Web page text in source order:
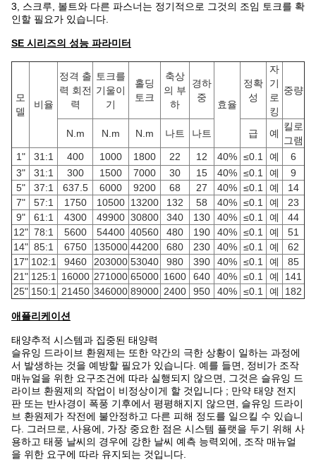
3, 스크루, 볼트와 다른 파스너는 정기적으로 그것의 조임 토크를 확
인할 필요가 있습니다.
SE 시리즈의 성능 파라미터
모
델
비율
정격 출
력 회전
력
토크를
기울이
기
홀딩
토크
축상
의 부
하
경하
중
효율
정확
성
자
기
로
킹
중량
N.m N.m N.m 나트 나트 급 예
킬로
그램
1"
31:1 400 1000 1800 22 12 40% ≤0.1 예
6
3"
31:1 300 1500 7000 30 15 40% ≤0.1 예
9
5"
37:1 637.5 6000 9200 68 27 40% ≤0.1 예
14
7"
57:1 1750 10500 13200 132 58 40% ≤0.1 예
23
9"
61:1 4300 49900 30800 340 130 40% ≤0.1 예
44
12" 78:1 5600 54400 40560 480 190 40% ≤0.1 예
51
14" 85:1 6750 135000 44200 680 230 40% ≤0.1 예
62
17" 102:1 9460 203000 53040 980 390 40% ≤0.1 예
85
21" 125:1 16000 271000 65000 1600 640 40% ≤0.1 예
141
25" 150:1 21450 346000 89000 2400 950 40% ≤0.1 예 182
애플리케이션
태양추적 시스템과 집중된 태양력
슬유잉 드라이브 환원제는 또한 약간의 극한 상황이 일하는 과정에
서 발생하는 것을 예방할 필요가 있습니다. 예를 들면, 정비가 조작
매뉴얼을 위한 요구조건에 따라 실행되지 않으면, 그것은 슬유잉 드
라이브 환원제의 작업이 비정상이게 할 것입니다 ; 만약 태양 전지
판 또는 반사경이 폭풍 기후에서 평평해지지 않으면, 슬유잉 드라이
브 환원제가 작전에 불안정하고 다른 피해 정도를 일으킬 수 있습니
다. 그러므로, 사용에, 가장 중요한 점은 시스템 플랫을 두기 위해 사
용하고 태풍 날씨의 경우에 강한 날씨 예측 능력외에, 조작 매뉴얼
을 위한 요구에 따라 유지되는 것입니다.